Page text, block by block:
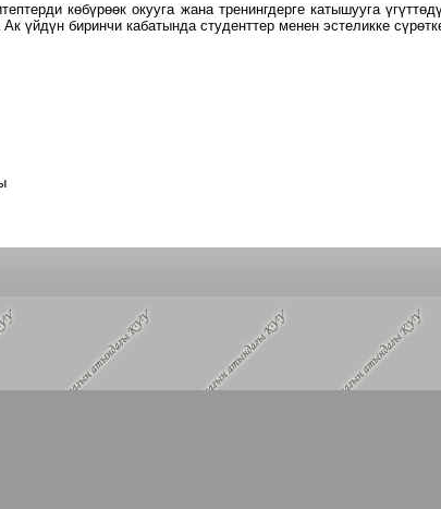
көбүрөөк окууга жана тренингдерге катышууга
үйдүн биринчи кабатында студенттер менен эстеликке